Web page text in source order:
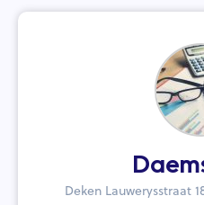
Deken Lauwerysstraat